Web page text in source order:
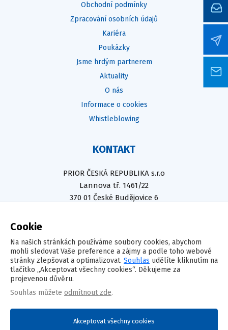
Obchodní podmínky
Zpracování osobních údajů
Kariéra
Poukázky
Jsme hrdým partnerem
Aktuality
O nás
Informace o cookies
Whistleblowing
KONTAKT
PRIOR ČESKÁ REPUBLIKA s.r.o
Lannova tř. 1461/22
370 01 České Budějovice 6
SOCIÁLNÍ SÍTĚ
Cookie
Na našich stránkách používáme soubory cookies, abychom
mohli sledovat Vaše preference a zájmy a podle toho webové
stránky zlepšovat a optimalizovat. Souhlas udělíte kliknutím na
tlačítko „Akceptovat všechny cookies“. Děkujeme za
projevenou důvěru.
Souhlas můžete odmítnout zde.
Akceptovat všechny cookies